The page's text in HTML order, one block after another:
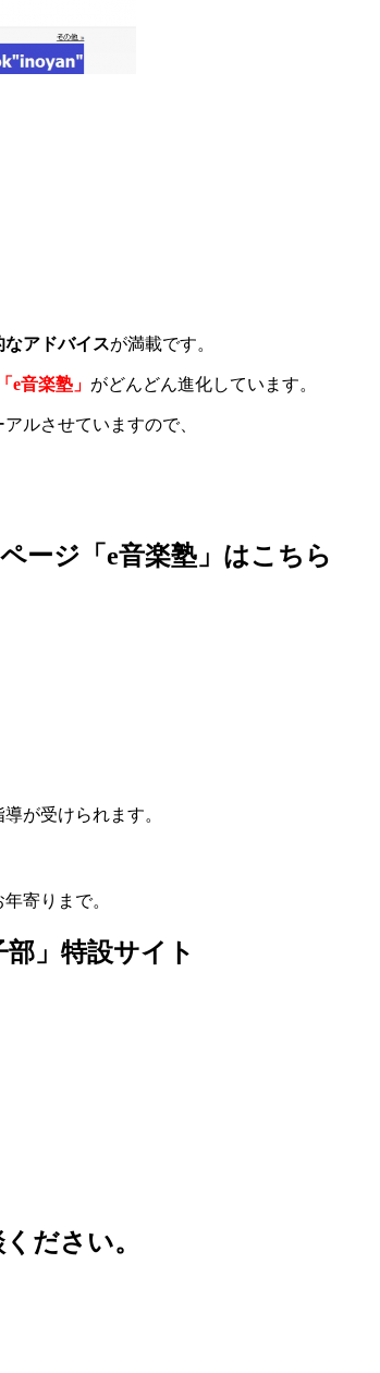
なアドバイスが満載です。
「e音楽塾」 がどんどん進化しています。
ルさせていますので、
ージ「e音楽塾」はこちら
が受けられます。
寄りまで。
」特設サイト
ださい。